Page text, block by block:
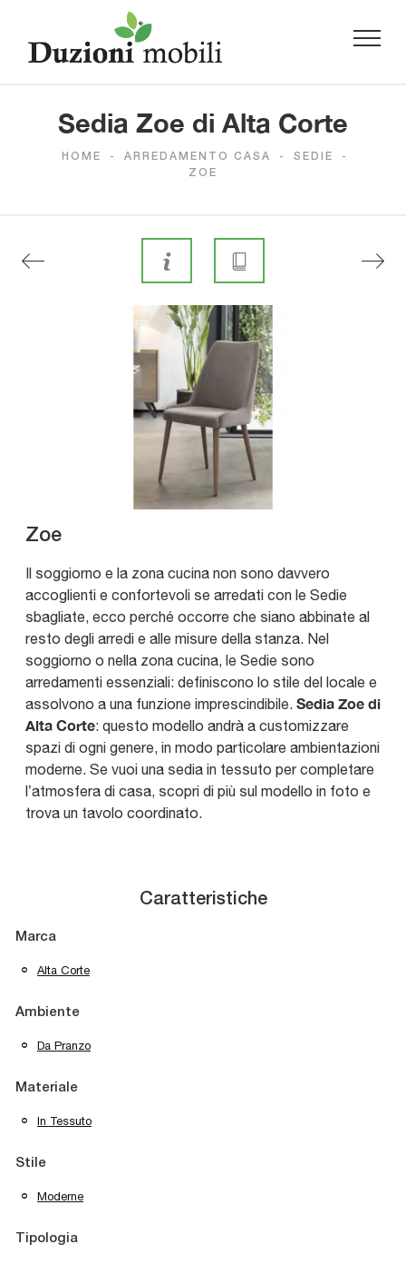
Sedia Zoe di Alta Corte
HOME - ARREDAMENTO CASA - SEDIE
-
ZOE
Zoe
Il soggiorno e la zona cucina non sono davvero
accoglienti e confortevoli se arredati con le Sedie
sbagliate, ecco perché occorre che siano abbinate al
resto degli arredi e alle misure della stanza. Nel
soggiorno o nella zona cucina, le Sedie sono
arredamenti essenziali: definiscono lo stile del locale e
assolvono a una funzione imprescindibile. Sedia Zoe di
Alta Corte: questo modello andrà a customizzare
spazi di ogni genere, in modo particolare ambientazioni
moderne. Se vuoi una sedia in tessuto per completare
l’atmosfera di casa, scopri di più sul modello in foto e
trova un tavolo coordinato.
Caratteristiche
Marca
Alta Corte
Ambiente
Da Pranzo
Materiale
In Tessuto
Stile
Moderne
Tipologia